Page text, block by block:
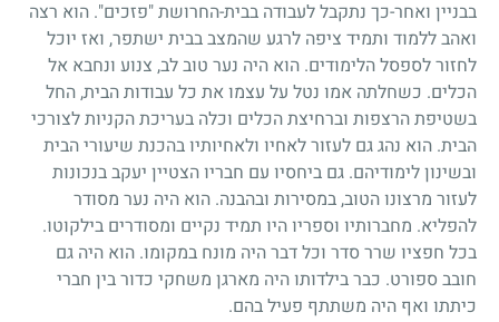
בבניין ואחר-כך נתקבל לעבודה בבית-החרושת "פזכים". הוא רצה
ואהב ללמוד ותמיד ציפה לרגע שהמצב בבית ישתפר, ואז יוכל
לחזור לספסל הלימודים. הוא היה נער טוב לב, צנוע ונחבא אל
הכלים. כשחלתה אמו נטל על עצמו את כל עבודות הבית, החל
בשטיפת הרצפות וברחיצת הכלים וכלה בעריכת הקניות לצורכי
הבית. הוא נהג גם לעזור לאחיו ולאחיותיו בהכנת שיעורי הבית
ובשינון לימודיהם. גם ביחסיו עם חבריו הצטיין יעקב בנכונות
לעזור מרצונו הטוב, במסירות ובהבנה. הוא היה נער מסודר
להפליא. מחברותיו וספריו היו תמיד נקיים ומסודרים בילקוטו.
בכל חפציו שרר סדר וכל דבר היה מונח במקומו. הוא היה גם
חובב ספורט. כבר בילדותו היה מארגן משחקי כדור בין חברי
כיתתו ואף היה משתתף פעיל בהם.